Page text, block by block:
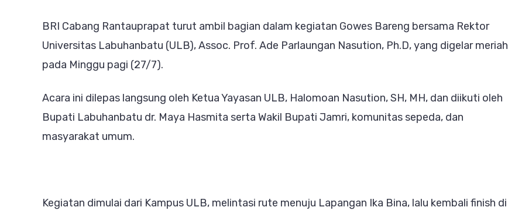
Harap
Generasi
Unggul
BRI Cabang Rantauprapat turut ambil bagian dalam kegiatan Gowes Bareng bersama Rektor
Universitas Labuhanbatu (ULB), Assoc. Prof. Ade Parlaungan Nasution, Ph.D, yang digelar meriah
pada Minggu pagi (27/7).
Acara ini dilepas langsung oleh Ketua Yayasan ULB, Halomoan Nasution, SH, MH, dan diikuti oleh
Bupati Labuhanbatu dr. Maya Hasmita serta Wakil Bupati Jamri, komunitas sepeda, dan
masyarakat umum.
Kegiatan dimulai dari Kampus ULB, melintasi rute menuju Lapangan Ika Bina, lalu kembali finish di